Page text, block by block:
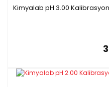
Kimyalab pH 3.00